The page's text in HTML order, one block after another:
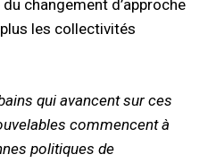
changement d’approche
les collectivités
qui avancent sur ces
commencent à
politiques de